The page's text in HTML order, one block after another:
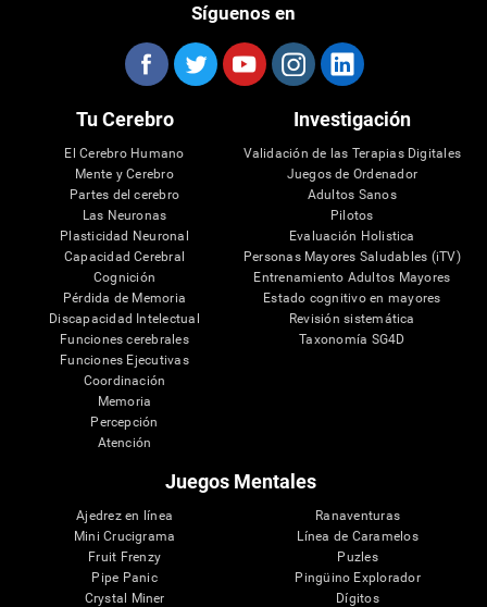
Síguenos en
Tu Cerebro
El Cerebro Humano
Mente y Cerebro
Partes del cerebro
Las Neuronas
Plasticidad Neuronal
Capacidad Cerebral
Cognición
Pérdida de Memoria
Discapacidad Intelectual
Funciones cerebrales
Funciones Ejecutivas
Coordinación
Memoria
Percepción
Atención
Investigación
Validación de las Terapias Digitales
Juegos de Ordenador
Adultos Sanos
Pilotos
Evaluación Holistica
Personas Mayores Saludables (iTV)
Entrenamiento Adultos Mayores
Estado cognitivo en mayores
Revisión sistemática
Taxonomía SG4D
Juegos Mentales
Ajedrez en línea
Mini Crucigrama
Fruit Frenzy
Pipe Panic
Crystal Miner
Ranaventuras
Línea de Caramelos
Puzles
Pingüino Explorador
Dígitos